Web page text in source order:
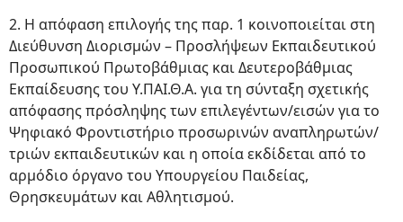
2. Η απόφαση επιλογής της παρ. 1 κοινοποιείται στη
Διεύθυνση Διορισμών – Προσλήψεων Εκπαιδευτικού
Προσωπικού Πρωτοβάθμιας και Δευτεροβάθμιας
Εκπαίδευσης του Υ.ΠΑΙ.Θ.Α. για τη σύνταξη σχετικής
απόφασης πρόσληψης των επιλεγέντων/εισών για το
Ψηφιακό Φροντιστήριο προσωρινών αναπληρωτών/
τριών εκπαιδευτικών και η οποία εκδίδεται από το
αρμόδιο όργανο του Υπουργείου Παιδείας,
Θρησκευμάτων και Αθλητισμού.